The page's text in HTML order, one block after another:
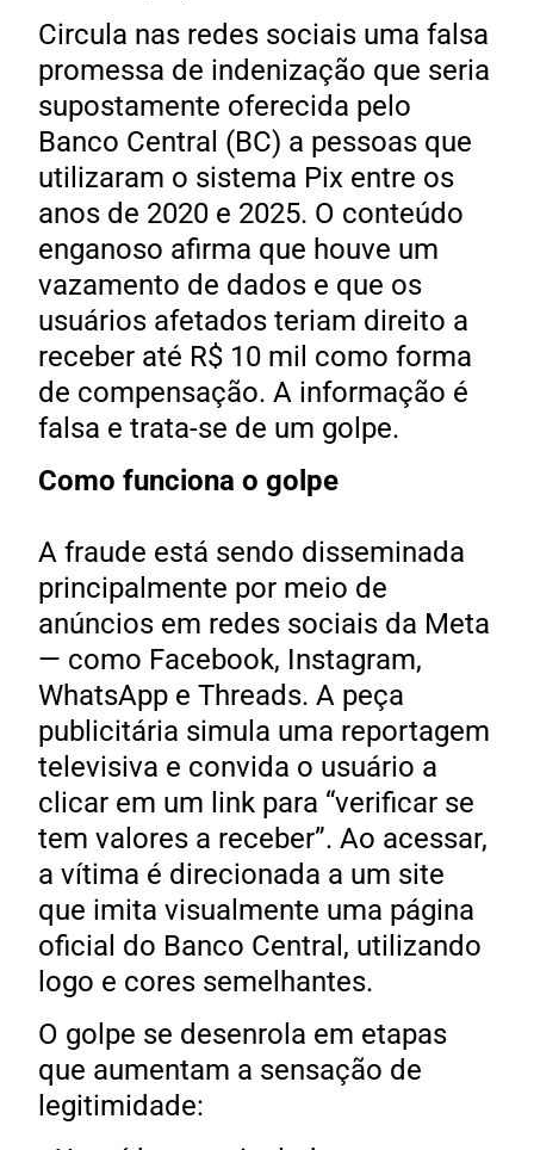
Circula nas redes sociais uma falsa
promessa de indenização que seria
supostamente oferecida pelo
Banco Central (BC) a pessoas que
utilizaram o sistema Pix entre os
anos de 2020 e 2025. O conteúdo
enganoso afirma que houve um
vazamento de dados e que os
usuários afetados teriam direito a
receber até R$ 10 mil como forma
de compensação. A informação é
falsa e trata-se de um golpe.
Como funciona o golpe
A fraude está sendo disseminada
principalmente por meio de
anúncios em redes sociais da Meta
— como Facebook, Instagram,
WhatsApp e Threads. A peça
publicitária simula uma reportagem
televisiva e convida o usuário a
clicar em um link para “verificar se
tem valores a receber”. Ao acessar,
a vítima é direcionada a um site
que imita visualmente uma página
oficial do Banco Central, utilizando
logo e cores semelhantes.
O golpe se desenrola em etapas
que aumentam a sensação de
legitimidade: